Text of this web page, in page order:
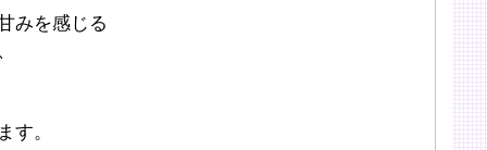
みを感じる
す。